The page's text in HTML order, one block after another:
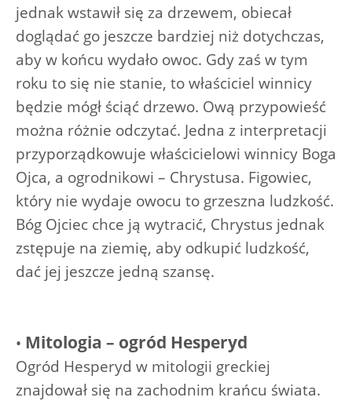
jednak wstawił się za drzewem, obiecał
doglądać go jeszcze bardziej niż dotychczas,
aby w końcu wydało owoc. Gdy zaś w tym
roku to się nie stanie, to właściciel winnicy
będzie mógł ściąć drzewo. Ową przypowieść
można różnie odczytać. Jedna z interpretacji
przyporządkowuje właścicielowi winnicy Boga
Ojca, a ogrodnikowi – Chrystusa. Figowiec,
który nie wydaje owocu to grzeszna ludzkość.
Bóg Ojciec chce ją wytracić, Chrystus jednak
zstępuje na ziemię, aby odkupić ludzkość,
dać jej jeszcze jedną szansę.
• Mitologia – ogród Hesperyd
Ogród Hesperyd w mitologii greckiej
znajdował się na zachodnim krańcu świata.